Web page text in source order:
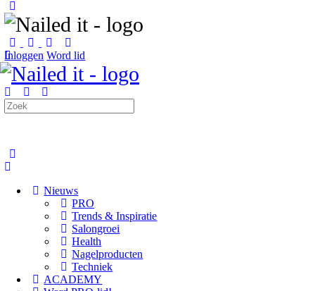
Side
Panel
Inloggen Word lid
Zoeken
naar:
Nieuws
PRO
Trends & Inspiratie
Salongroei
Health
Nagelproducten
Techniek
ACADEMY